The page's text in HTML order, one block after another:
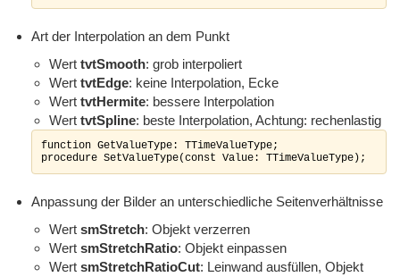
Art der Interpolation an dem Punkt
Wert tvtSmooth: grob interpoliert
Wert tvtEdge: keine Interpolation, Ecke
Wert tvtHermite: bessere Interpolation
Wert tvtSpline: beste Interpolation, Achtung: rechenlastig
function GetValueType: TTimeValueType;
procedure SetValueType(const Value: TTimeValueType);
Anpassung der Bilder an unterschiedliche Seitenverhältnisse
Wert smStretch: Objekt verzerren
Wert smStretchRatio: Objekt einpassen
Wert smStretchRatioCut: Leinwand ausfüllen, Objekt